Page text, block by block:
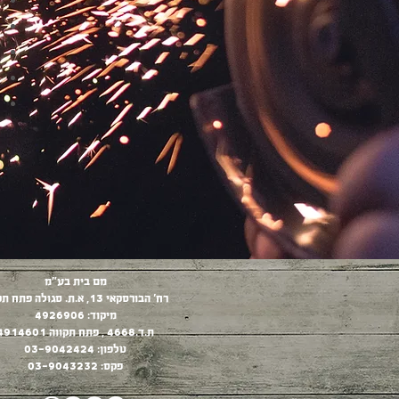
מם בית בע"מ
רח' הבורסקאי 13, א.ת. סגולה פתח תקווה
מיקוד: 4926906
ת.ד.4668 , פתח תקווה 4914601
טלפון: 03-9042424
פקס: 03-9043232